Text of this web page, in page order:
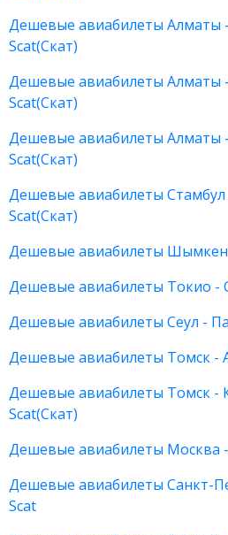
Дешевые авиабилеты Алматы
Scat(Скат)
Дешевые авиабилеты Алматы
Scat(Скат)
Дешевые авиабилеты Алматы
Scat(Скат)
Дешевые авиабилеты
Scat(Скат)
Дешевые авиабилеты
Дешевые авиабилеты Токио -
Дешевые авиабилеты Сеул -
Дешевые авиабилеты Томск -
Дешевые авиабилеты Томск -
Scat(Скат)
Дешевые авиабилеты Москва
Дешевые авиабилеты Санкт-
Scat